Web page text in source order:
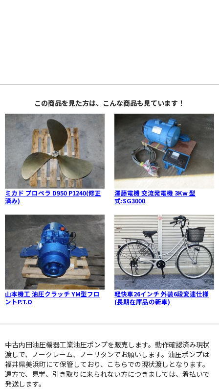
この商品を見た方は、こんな商品も見ています！
ミカド プロペラ D950 P1240(修正
済み)
澤藤電機 交流発電機 3Kw 型
式:SG3000
山本機工 油圧クラッチ YM型フロ
ントP.T.O
軽快車26インチ 外装6段変速仕様
(長期在庫品の新車)
中古内田油圧機器工業油圧ポンプを販売します。動作確認済み現状
渡しで、ノークレーム、ノーリタンでお願いします。油圧ポンプは
福井県美浜町にて保管しており、こちらでの現状渡しとなります。
遠方で、見学、引き取りに来られない方につきましては、着払いで
発送します。